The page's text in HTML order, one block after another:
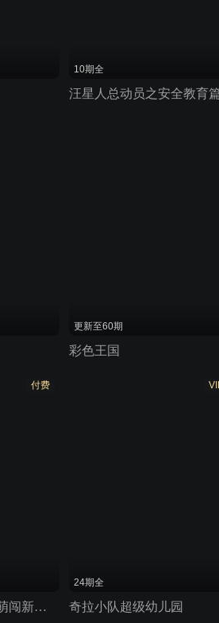
10期全
汪星人总动员之安全教育
更新至60期
彩色王国
付费
赏析《萌鸡小队：萌闯新世界》小鸡们的城市冒险
24期全
奇拉小队超级幼儿园